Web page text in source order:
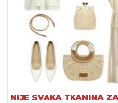
NIJE SVAKA TKANINA